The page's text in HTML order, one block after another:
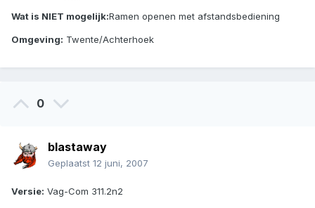
Wat is NIET mogelijk:Ramen openen met afstandsbediening
Omgeving: Twente/Achterhoek
0
blastaway
Geplaatst 12 juni, 2007
Versie: Vag-Com 311.2n2